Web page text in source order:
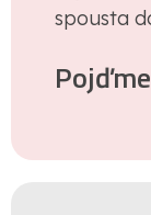
spousta